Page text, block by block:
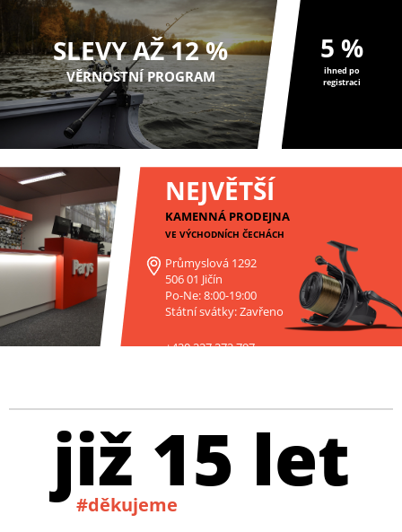
SLEVY AŽ 12 %
VĚRNOSTNÍ PROGRAM
5 %
ihned po
registraci
NEJVĚTŠÍ
KAMENNÁ PRODEJNA
VE VÝCHODNÍCH ČECHÁCH
Průmyslová 1292
506 01 Jičín
Po-Ne: 8:00-19:00
Státní svátky: Zavřeno
+420 227 272 797
již 15 let
#děkujeme